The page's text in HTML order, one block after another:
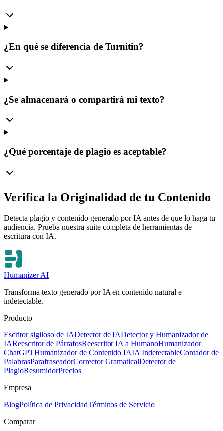
¿En qué se diferencia de Turnitin?
¿Se almacenará o compartirá mi texto?
¿Qué porcentaje de plagio es aceptable?
Verifica la Originalidad de tu Contenido
Detecta plagio y contenido generado por IA antes de que lo haga tu
audiencia. Prueba nuestra suite completa de herramientas de
escritura con IA.
Humanizer AI
Transforma texto generado por IA en contenido natural e
indetectable.
Producto
Escritor sigiloso de IADetector de IADetector y Humanizador de
IAReescritor de PárrafosReescritor IA a HumanoHumanizador
ChatGPTHumanizador de Contenido IAIA IndetectableContador de
PalabrasParafraseadorCorrector GramaticalDetector de
PlagioResumidorPrecios
Empresa
BlogPolítica de PrivacidadTérminos de Servicio
Comparar